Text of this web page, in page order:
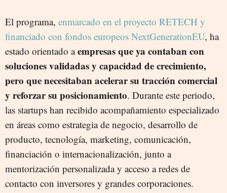
El programa, enmarcado en el proyecto RETECH y
financiado con fondos europeos NextGenerationEU, ha
estado orientado aempresas que ya contaban con
soluciones validadas y capacidad de crecimiento,
pero que necesitaban acelerar su tracción comercial
y reforzar su posicionamiento. Durante este periodo,
las startups han recibido acompañamiento especializado
en áreas como estrategia de negocio, desarrollo de
producto, tecnología, marketing, comunicación,
financiación o internacionalización, junto a
mentorización personalizada y acceso a redes de
contacto con inversores y grandes corporaciones.